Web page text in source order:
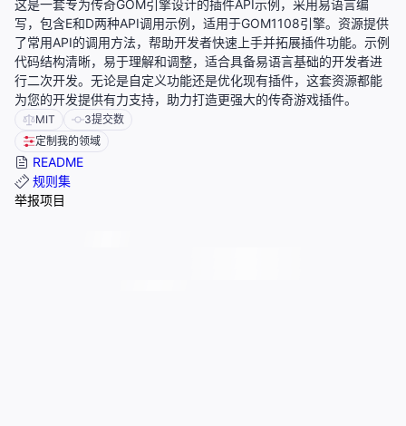
这是一套专为传奇GOM引擎设计的插件API示例，采用易语言编
写，包含E和D两种API调用示例，适用于GOM1108引擎。资源提供
了常用API的调用方法，帮助开发者快速上手并拓展插件功能。示例
代码结构清晰，易于理解和调整，适合具备易语言基础的开发者进
行二次开发。无论是自定义功能还是优化现有插件，这套资源都能
为您的开发提供有力支持，助力打造更强大的传奇游戏插件。
MIT 3提交数
定制我的领域
README
规则集
举报项目